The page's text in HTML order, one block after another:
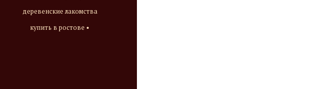
деревенские лакомства
купить в ростове •